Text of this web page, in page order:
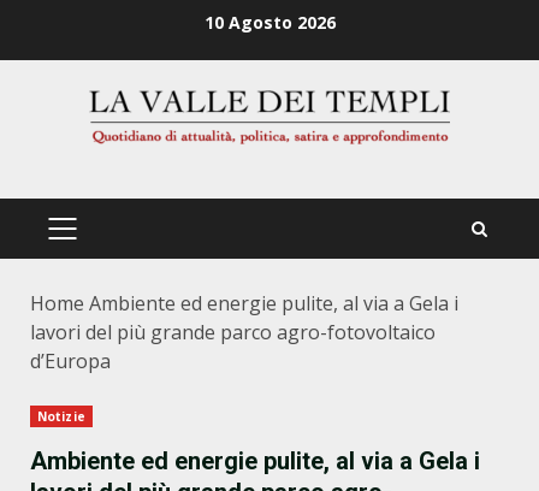
10 Agosto 2026
PRIMÄRES
Home Ambiente ed energie pulite, al via a Gela i
lavori del più grande parco agro-fotovoltaico
d’Europa
Notizie
Ambiente ed energie pulite, al via a Gela i